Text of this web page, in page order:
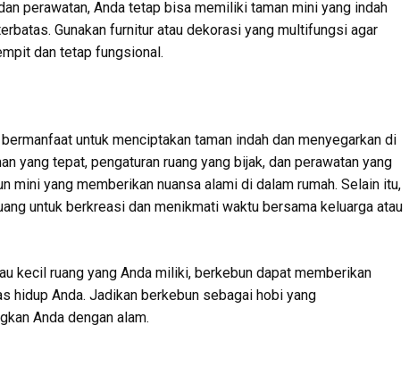
perawatan, Anda tetap bisa memiliki taman mini yang indah
Gunakan furnitur atau dekorasi yang multifungsi agar
dan tetap fungsional.
untuk menciptakan taman indah dan menyegarkan di
yang tepat, pengaturan ruang yang bijak, dan perawatan yang
mini yang memberikan nuansa alami di dalam rumah. Selain itu,
untuk berkreasi dan menikmati waktu bersama keluarga atau
kecil ruang yang Anda miliki, berkebun dapat memberikan
hidup Anda. Jadikan berkebun sebagai hobi yang
Anda dengan alam.